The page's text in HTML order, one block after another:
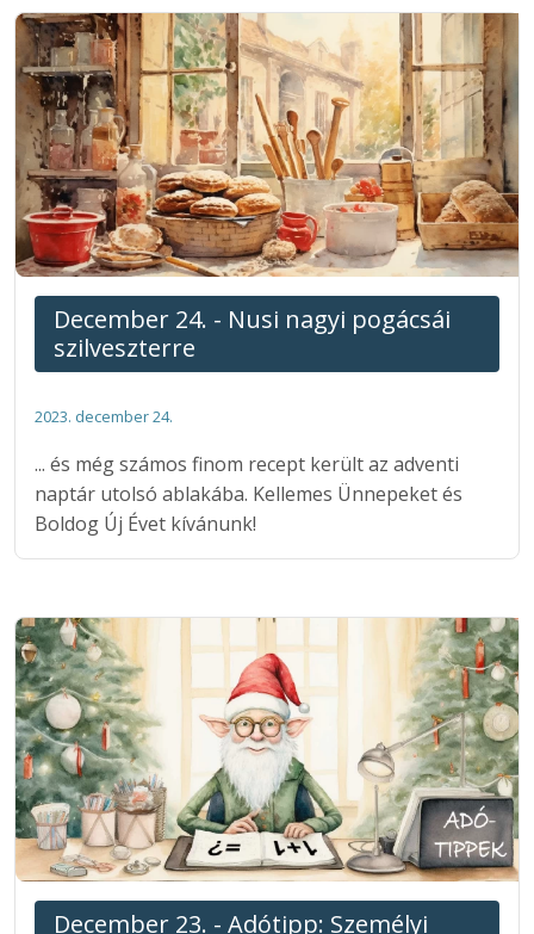
December 24. - Nusi nagyi pogácsái
szilveszterre
2023. december 24.
... és még számos finom recept került az adventi
naptár utolsó ablakába. Kellemes Ünnepeket és
Boldog Új Évet kívánunk!
December 23. - Adótipp: Személyi